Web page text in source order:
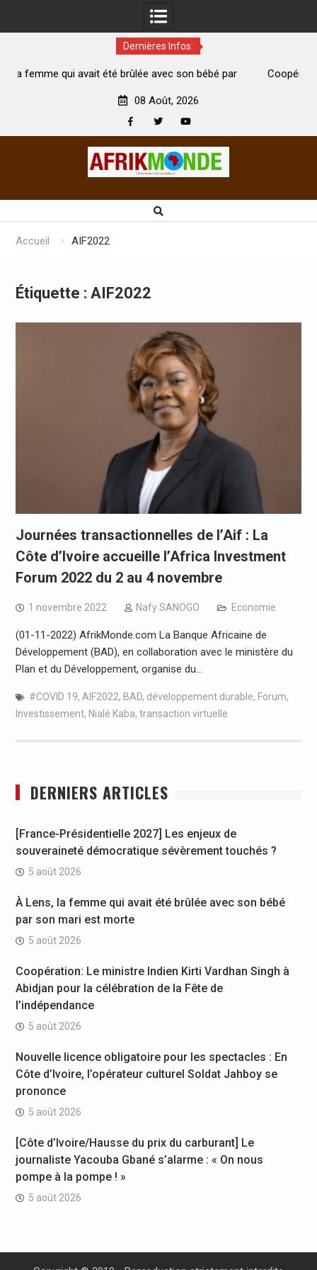
Dernières Infos:
été brûlée avec son bébé par
Coopération: Le ministre
08 Août, 2026
Accueil AIF2022
Étiquette : AIF2022
Journées transactionnelles de l’Aif : La
Côte d’Ivoire accueille l’Africa Investment
Forum 2022 du 2 au 4 novembre
1 novembre 2022 Nafy SANOGO Economie
(01-11-2022) AfrikMonde.com La Banque Africaine de
Développement (BAD), en collaboration avec le ministère du
Plan et du Développement, organise du…
#COVID 19, AIF2022, BAD, développement durable, Forum,
Investissement, Nialé Kaba, transaction virtuelle
DERNIERS ARTICLES
[France-Présidentielle 2027] Les enjeux de
souveraineté démocratique sévèrement touchés ?
5 août 2026
À Lens, la femme qui avait été brûlée avec son bébé
par son mari est morte
5 août 2026
Coopération: Le ministre Indien Kirti Vardhan Singh à
Abidjan pour la célébration de la Fête de
l’indépendance
5 août 2026
Nouvelle licence obligatoire pour les spectacles : En
Côte d’Ivoire, l’opérateur culturel Soldat Jahboy se
prononce
5 août 2026
[Côte d’Ivoire/Hausse du prix du carburant] Le
journaliste Yacouba Gbané s’alarme : « On nous
pompe à la pompe ! »
5 août 2026